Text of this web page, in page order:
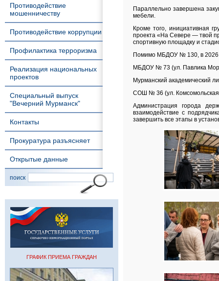
Противодействие
мошенничеству
Противодействие коррупции
Профилактика терроризма
Реализация национальных
проектов
Специальный выпуск
"Вечерний Мурманск"
Контакты
Прокуратура разъясняет
Открытые данные
поиск
ГРАФИК ПРИЕМА ГРАЖДАН
Параллельно завершена
мебели.
Кроме того, инициативная
проекта «На Севере — твой
спортивную площадку и
Помимо МБДОУ № 130, в 2026
МБДОУ № 73 (ул. Павлика
Мурманский академический
СОШ № 36 (ул.
Администрация города
взаимодействие с
завершить все этапы в